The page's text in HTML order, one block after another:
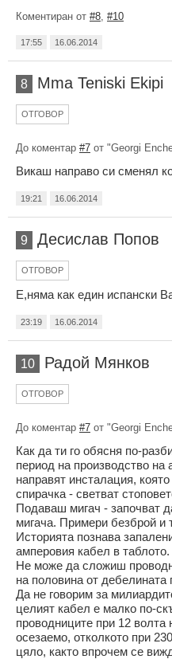
Коментиран от #8 #10
17:55 16.06.2014
8 Mma Teniski Ekipi
ОТГОВОР
До коментар #7 от "Georgi
Викаш направо си сменял
19:21 16.06.2014
9 Десислав Попов
ОТГОВОР
Е,няма как един испански
23:19 16.06.2014
10 Радой Мянков
ОТГОВОР
До коментар #7 от "Georgi
Как да ти го обясня по-
период на производство
направят инсталация,
спирачка - светват
Подаваш мигач - започват
мигача. Примери безброй и
Историята познава
амперовия кабел в
Не може да сложиш
на половина от дебелината
Да не говорим за
целият кабел е малко по-
проводниците при 12 волта
осезаемо, отколкото при
цяло, както впрочем се